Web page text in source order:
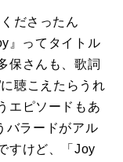
ださったん
』ってタイトル
保さんも、歌詞
聴こえたらうれ
エピソードもあ
バラードがアル
すけど、「Joy